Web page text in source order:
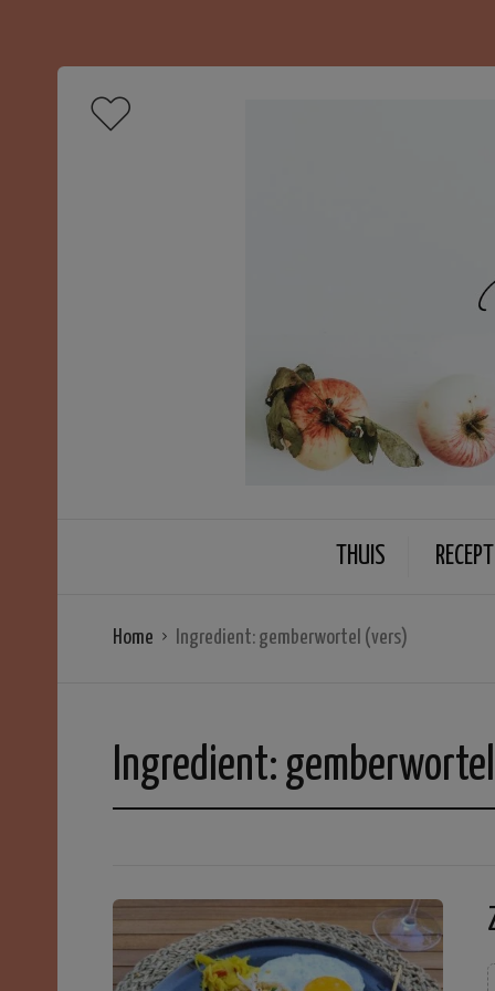
THUIS
Home Ingredient: gemberwortel (vers)
Ingredient: